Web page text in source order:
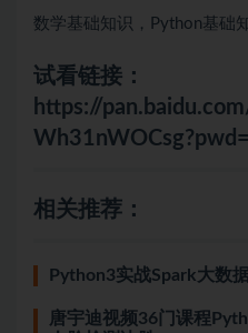
数学基础知识，Python基础
试看链接：
https://
相关推荐：
Python3实战Spark大数
唐宇迪视频36门课程